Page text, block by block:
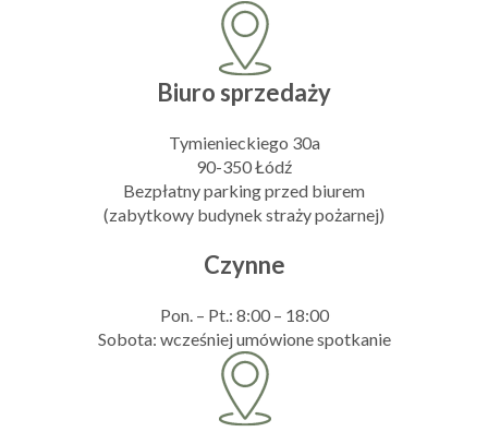
Biuro sprzedaży
Tymienieckiego 30a
90-350 Łódź
Bezpłatny parking przed biurem
(zabytkowy budynek straży pożarnej)
Czynne
Pon. – Pt.: 8:00 – 18:00
Sobota: wcześniej umówione spotkanie